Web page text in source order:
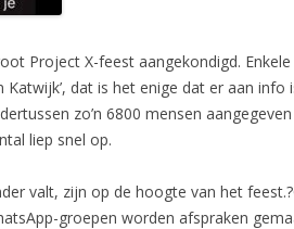
Project X-feest aangekondigd.
Katwijk’, dat is het enige dat er aan info
zo’n 6800 mensen
liep snel op.
valt, zijn op de hoogte van het
groepen worden afspraken